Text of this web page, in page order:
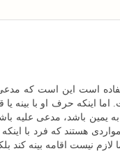
است این است که
حرف او با بینه یا
باشد، مدعی علیه
هستند که فرد با
نیست اقامه بینه